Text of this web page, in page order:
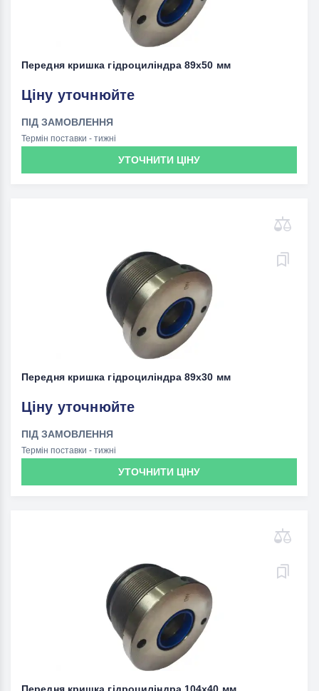
Передня кришка гідроциліндра 89x50 мм
Ціну уточнюйте
ПІД ЗАМОВЛЕННЯ
Термін поставки - тижні
УТОЧНИТИ ЦІНУ
Передня кришка гідроциліндра 89x30 мм
Ціну уточнюйте
ПІД ЗАМОВЛЕННЯ
Термін поставки - тижні
УТОЧНИТИ ЦІНУ